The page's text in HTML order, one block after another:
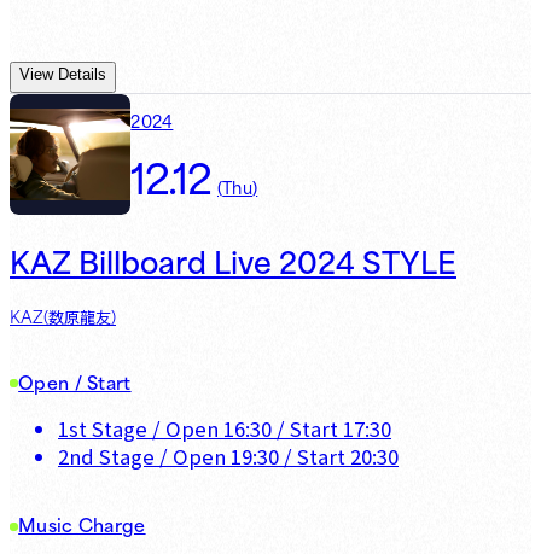
View Details
2024
12.12 (Thu)
KAZ Billboard Live 2024 STYLE
KAZ(数原龍友)
Open / Start
1st Stage / Open 16:30 / Start 17:30
2nd Stage / Open 19:30 / Start 20:30
Music Charge